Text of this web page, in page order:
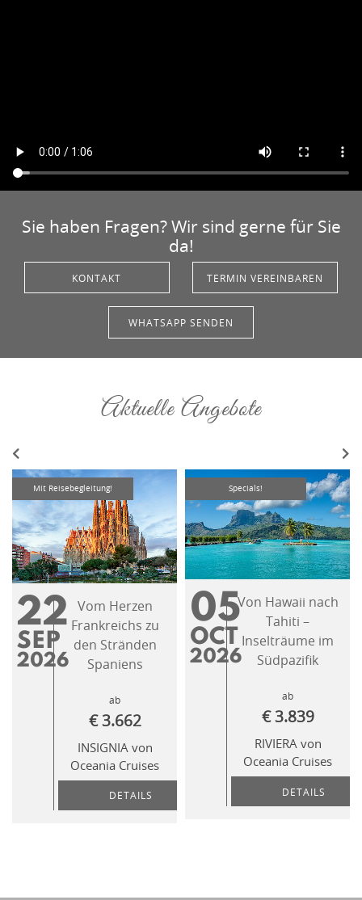
Sie haben Fragen? Wir sind gerne für Sie
da!
KONTAKT TERMIN VEREINBAREN
WHATSAPP SENDEN
Aktuelle Angebote
Mit Reisebegleitung!
22
SEP
2026
Vom Herzen
Frankreichs zu
den Stränden
Spaniens
ab
€ 3.662
INSIGNIA von
Oceania Cruises
DETAILS
Specials!
05
OCT
2026
Von Hawaii nach
Tahiti –
Inselträume im
Südpazifik
ab
€ 3.839
RIVIERA von
Oceania Cruises
DETAILS